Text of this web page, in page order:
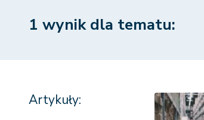
1 wynik dla tematu:
Artykuły: